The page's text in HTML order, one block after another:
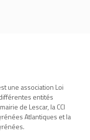
une association Loi
entités
de Lescar, la CCI
Atlantiques et la